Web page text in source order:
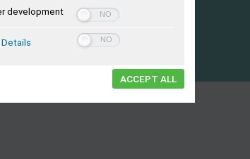
development
ACCEPT ALL